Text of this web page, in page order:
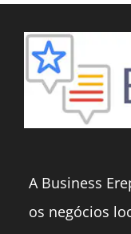
A Business
os negócios